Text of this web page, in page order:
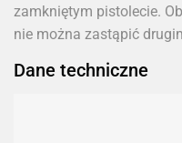
zamkniętym pistolecie.
nie można zastąpić
Dane techniczne